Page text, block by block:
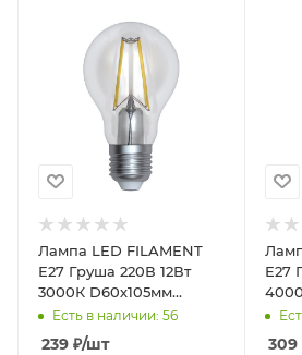
Лампа LED FILAMENT
Е27 Груша 220В 12Вт
3000К D60х105мм
Прозрачная колба 360º
1200Лм Sky Uniel
Есть в наличии: 56
239 ₽/шт
Е27
309